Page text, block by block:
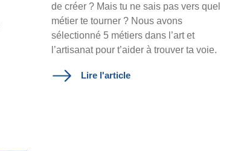
de créer ? Mais tu ne sais pas vers quel
métier te tourner ? Nous avons
sélectionné 5 métiers dans l’art et
l’artisanat pour t’aider à trouver ta voie.
Lire l'article